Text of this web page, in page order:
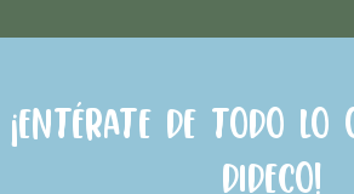
¡Entérate de todo lo
Dideco!